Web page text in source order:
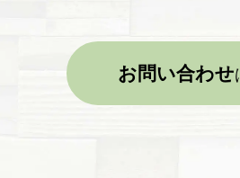
お問い合わせ